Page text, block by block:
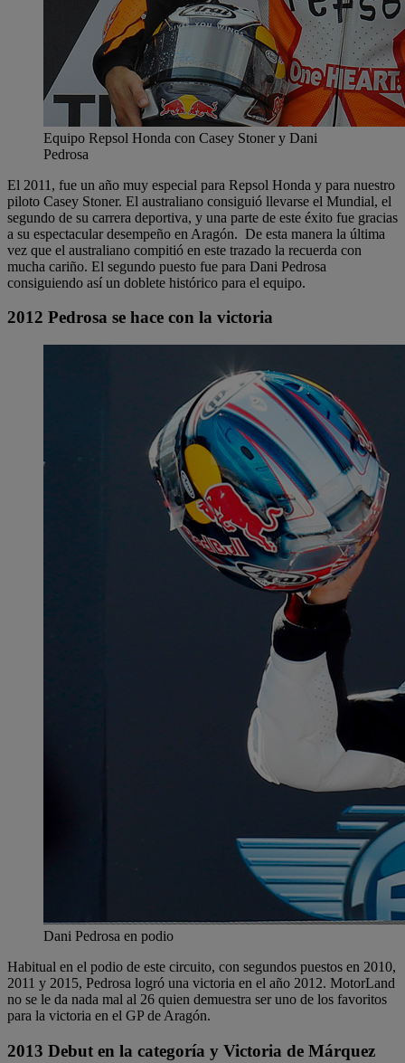
Equipo Repsol Honda con Casey Stoner y Dani
Pedrosa
El 2011, fue un año muy especial para Repsol Honda y para nuestro
piloto Casey Stoner. El australiano consiguió llevarse el Mundial, el
segundo de su carrera deportiva, y una parte de este éxito fue gracias
a su espectacular desempeño en Aragón. De esta manera la última
vez que el australiano compitió en este trazado la recuerda con
mucha cariño. El segundo puesto fue para Dani Pedrosa
consiguiendo así un doblete histórico para el equipo.
2012 Pedrosa se hace con la victoria
Dani Pedrosa en podio
Habitual en el podio de este circuito, con segundos puestos en 2010,
2011 y 2015, Pedrosa logró una victoria en el año 2012. MotorLand
no se le da nada mal al 26 quien demuestra ser uno de los favoritos
para la victoria en el GP de Aragón.
2013 Debut en la categoría y Victoria de Márquez